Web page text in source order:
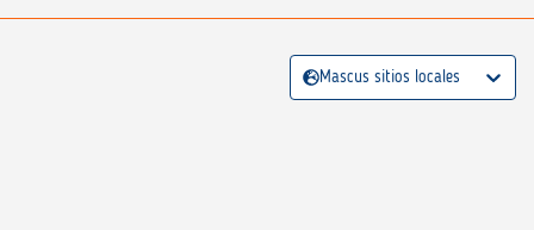
Mascus sitios locales